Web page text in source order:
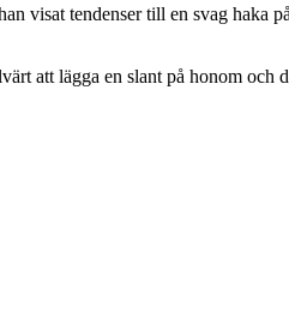
visat tendenser till en svag haka
att lägga en slant på honom och